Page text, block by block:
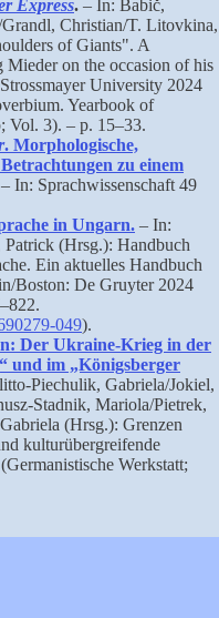
Express. – In: Babič,
Christian/T. Litovkina,
of Giants". A
on the occasion of his
University 2024
Yearbook of
Vol. 3). – p. 15–33.
. Morphologische,
zu einem
– In: Sprachwissenschaft 49
in Ungarn. – In:
(Hrsg.): Handbuch
Ein aktuelles Handbuch
Boston: De Gruyter 2024
049).
Der Ukraine-Krieg in der
und im „Königsberger
Piechulik, Gabriela/Jokiel,
Stadnik, Mariola/Pietrek,
(Hrsg.): Grenzen
kulturübergreifende
Werkstatt;